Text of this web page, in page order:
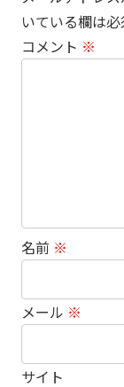
いている欄は
コメント ※
名前 ※
メール ※
サイト